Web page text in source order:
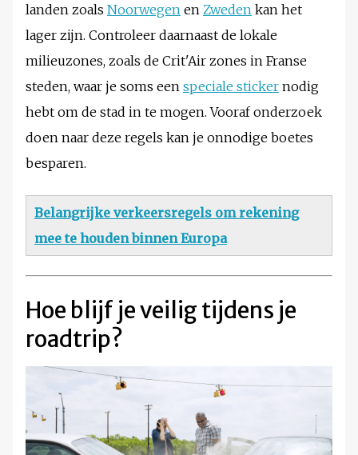
landen zoals Noorwegen en Zweden kan het
lager zijn. Controleer daarnaast de lokale
milieuzones, zoals de Crit'Air zones in Franse
steden, waar je soms een speciale sticker nodig
hebt om de stad in te mogen. Vooraf onderzoek
doen naar deze regels kan je onnodige boetes
besparen.
Belangrijke verkeersregels om rekening
mee te houden binnen Europa
Hoe blijf je veilig tijdens je
roadtrip?